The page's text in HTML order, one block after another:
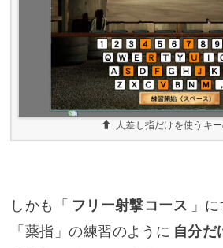
人差し指だけを使うキ
しかも「 フリー射撃コース 」
「薬指」の練習のように 自分だ